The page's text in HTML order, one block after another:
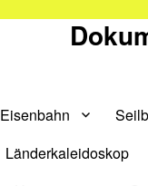
Eisenbahn
Länderkaleidoskop